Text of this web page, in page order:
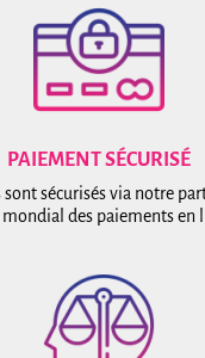
PAIEMENT SÉCURISÉ
sécurisés via notre
mondial des paiements en